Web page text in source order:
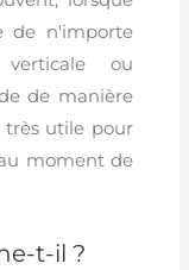
de n'importe
ou
de manière
très utile pour
moment de
t-il ?